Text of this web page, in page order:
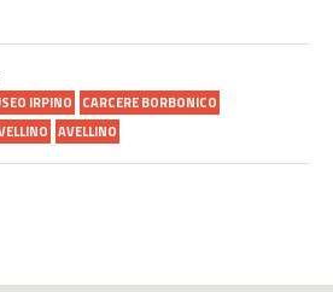
IRPINO
CARCERE BORBONICO
AVELLINO